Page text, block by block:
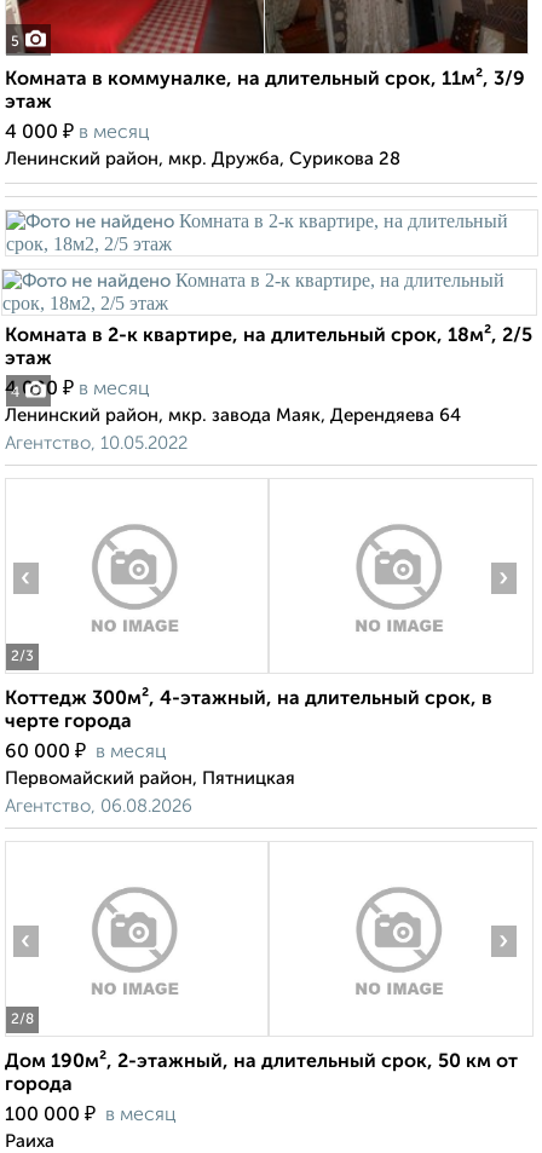
5
Комната в коммуналке, на длительный срок, 11м², 3/9
этаж
4 000 ₽ в месяц
Ленинский район, мкр. Дружба, Сурикова 28
4
Комната в 2-к квартире, на длительный срок, 18м², 2/5
этаж
4 000 ₽ в месяц
Ленинский район, мкр. завода Маяк, Дерендяева 64
Агентство, 10.05.2022
2/3
‹ ›
Коттедж 300м², 4-этажный, на длительный срок, в
черте города
60 000 ₽ в месяц
Первомайский район, Пятницкая
Агентство, 06.08.2026
2/8
‹ ›
Дом 190м², 2-этажный, на длительный срок, 50 км от
города
100 000 ₽ в месяц
Раиха